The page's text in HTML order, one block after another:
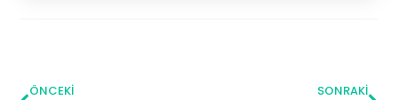
ÖNCEKI SONRAKI